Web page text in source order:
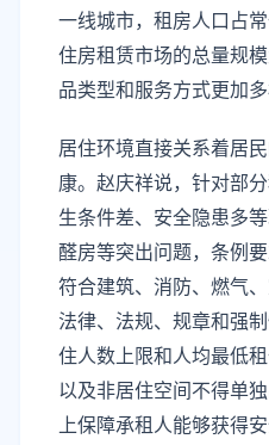
一线城市，租房人口占
住房租赁市场的总量规
品类型和服务方式更加多
居住环境直接关系着居
康。赵庆祥说，针对部
生条件差、安全隐患多
醛房等突出问题，条例
符合建筑、消防、燃气
法律、法规、规章和强
住人数上限和人均最低
以及非居住空间不得单
上保障承租人能够获得